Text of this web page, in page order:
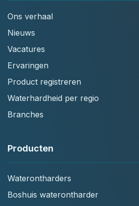
Ons verhaal
Nieuws
Vacatures
Ervaringen
Product registreren
Waterhardheid per regio
Branches
Producten
Waterontharders
Boshuis waterontharder